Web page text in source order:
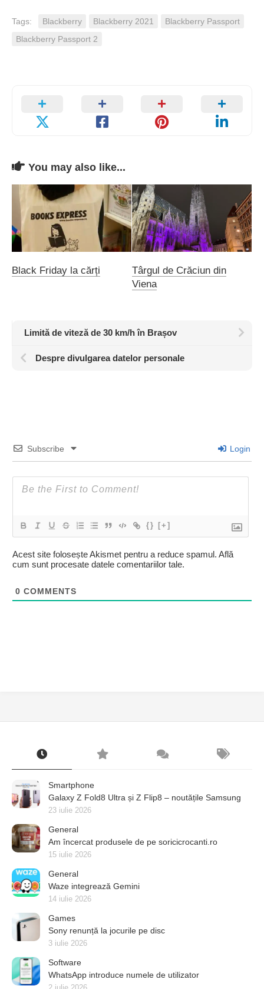
Tags: Blackberry Blackberry 2021
Blackberry Passport
Blackberry Passport 2
You may also like...
Black Friday la cărți
Târgul de Crăciun din
Viena
Limită de viteză de 30 km/h în Brașov
Despre divulgarea datelor personale
Subscribe Login
{} [+]
Acest site folosește Akismet pentru a reduce spamul. Află
cum sunt procesate datele comentariilor tale.
0 COMMENTS
Smartphone
Galaxy Z Fold8 Ultra și Z Flip8 – noutățile Samsung
23 iulie 2026
General
Am încercat produsele de pe soricicrocanti.ro
15 iulie 2026
General
Waze integrează Gemini
14 iulie 2026
Games
Sony renunță la jocurile pe disc
3 iulie 2026
Software
WhatsApp introduce numele de utilizator